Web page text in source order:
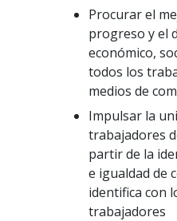
Procurar el
progreso y el
económico,
todos los
medios de
Impulsar la
trabajadores
partir de la
e igualdad de
identifica con
trabajadores